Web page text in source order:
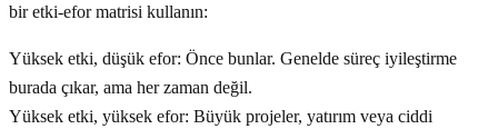
bir etki-efor matrisi kullanın:
Yüksek etki, düşük efor: Önce bunlar. Genelde süreç iyileştirme
burada çıkar, ama her zaman değil.
Yüksek etki, yüksek efor: Büyük projeler, yatırım veya ciddi